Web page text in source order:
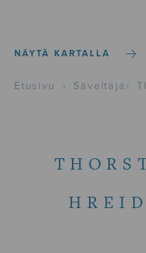
NÄYTÄ KARTALLA
Etusivu › Säveltäjä ›